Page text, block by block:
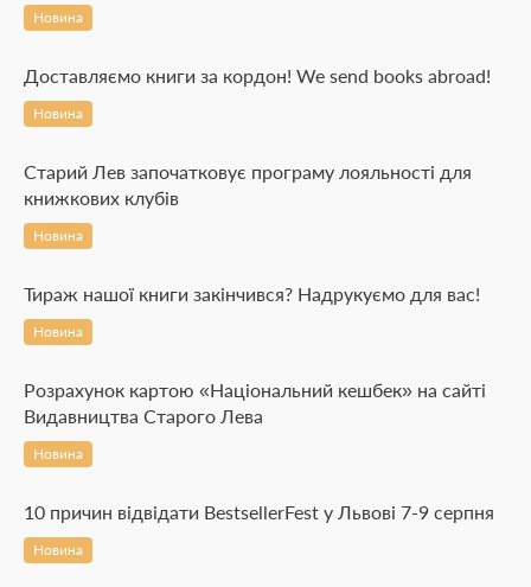
Новина
Доставляємо книги за кордон! We send books abroad!
Новина
Старий Лев започатковує програму лояльності для
книжкових клубів
Новина
Тираж нашої книги закінчився? Надрукуємо для вас!
Новина
Розрахунок картою «Національний кешбек» на сайті
Видавництва Старого Лева
Новина
10 причин відвідати BestsellerFest у Львові 7-9 серпня
Новина